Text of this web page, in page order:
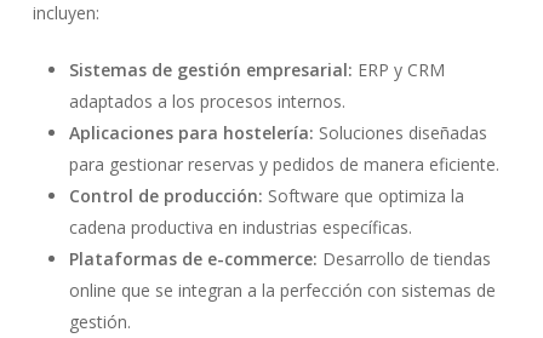
incluyen:
Sistemas de gestión empresarial: ERP y CRM
adaptados a los procesos internos.
Aplicaciones para hostelería: Soluciones diseñadas
para gestionar reservas y pedidos de manera eficiente.
Control de producción: Software que optimiza la
cadena productiva en industrias específicas.
Plataformas de e-commerce: Desarrollo de tiendas
online que se integran a la perfección con sistemas de
gestión.